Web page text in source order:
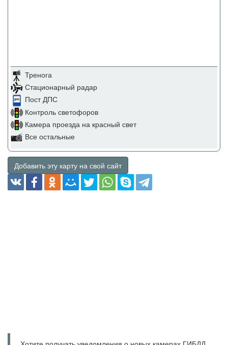
Тренога
Стационарный радар
Пост ДПС
Контроль светофоров
Камера проезда на красный свет
Все остальные
Добавить эту карту на свой сайт